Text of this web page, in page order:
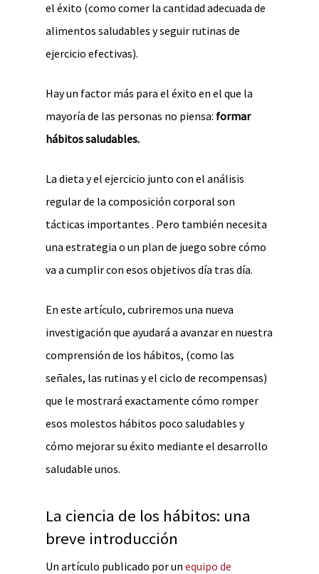
el éxito (como comer la cantidad adecuada de
alimentos saludables y seguir rutinas de
ejercicio efectivas).
Hay un factor más para el éxito en el que la
mayoría de las personas no piensa: formar
hábitos saludables.
La dieta y el ejercicio junto con el análisis
regular de la composición corporal son
tácticas importantes . Pero también necesita
una estrategia o un plan de juego sobre cómo
va a cumplir con esos objetivos día tras día.
En este artículo, cubriremos una nueva
investigación que ayudará a avanzar en nuestra
comprensión de los hábitos, (como las
señales, las rutinas y el ciclo de recompensas)
que le mostrará exactamente cómo romper
esos molestos hábitos poco saludables y
cómo mejorar su éxito mediante el desarrollo
saludable unos.
La ciencia de los hábitos: una
breve introducción
Un artículo publicado por un equipo de